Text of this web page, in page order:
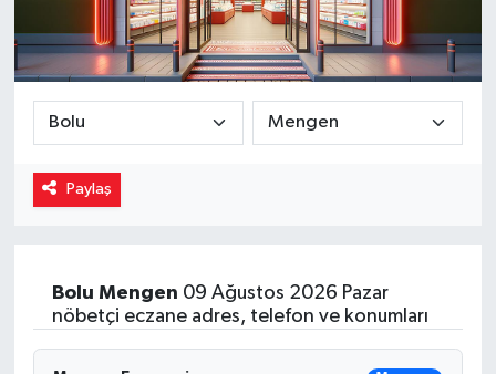
Paylaş
Bolu Mengen 09 Ağustos 2026 Pazar
nöbetçi eczane adres, telefon ve konumları
Magazin
Sağlık
Spor